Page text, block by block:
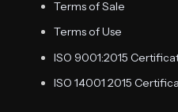
Terms of Sale
Terms of Use
ISO 9001:2015
ISO 14001 2015